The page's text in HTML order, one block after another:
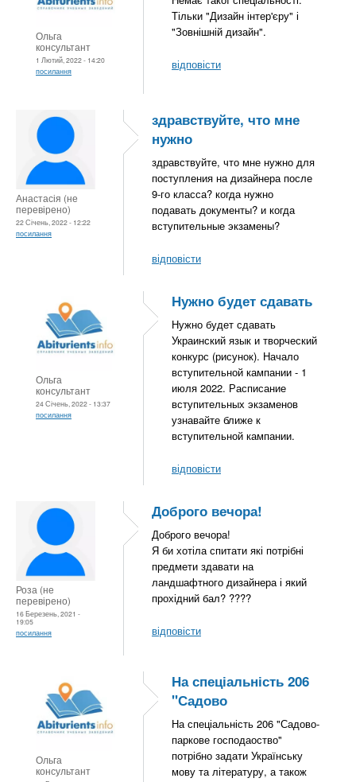
Ольга
консультант
1 Лютий, 2022 - 14:20
посилання
Тільки "Дизайн інтер'єру" і
"Зовнішній дизайн".
відповісти
Анастасія (не
перевірено)
22 Січень, 2022 - 12:22
посилання
здравствуйте, что мне
нужно
здравствуйте, что мне нужно для
поступления на дизайнера после
9-го класса? когда нужно
подавать документы? и когда
вступительные экзамены?
відповісти
Ольга
консультант
24 Січень, 2022 - 13:37
посилання
Нужно будет сдавать
Нужно будет сдавать
Украинский язык и творческий
конкурс (рисунок). Начало
вступительной кампании - 1
июля 2022. Расписание
вступительных экзаменов
узнавайте ближе к
вступительной кампании.
відповісти
Роза (не
перевірено)
16 Березень, 2021 -
19:05
посилання
Доброго вечора!
Доброго вечора!
Я би хотіла спитати які потрібні
предмети здавати на
ландшафтного дизайнера і який
прохідний бал? ????
відповісти
Ольга
консультант
На спеціальність 206
"Садово
На спеціальність 206 "Садово-
паркове господаоство"
потрібно задати Українську
мову та літературу, а також